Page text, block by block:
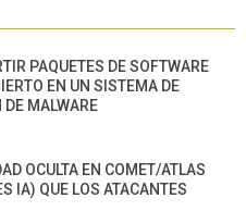
PAQUETES DE SOFTWARE
EN UN SISTEMA DE
DE MALWARE
OCULTA EN COMET/ATLAS
IA) QUE LOS ATACANTES